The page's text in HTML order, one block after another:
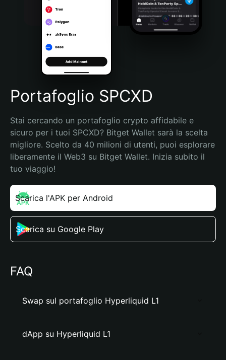
Português (Brasil)
Español (Argentina)
Portafoglio SPCXD
Stai cercando un portafoglio crypto affidabile e
sicuro per i tuoi SPCXD? Bitget Wallet sarà la scelta
migliore. Scelto da 40 milioni di utenti, puoi esplorare
liberamente il Web3 su Bitget Wallet. Inizia subito il
tuo viaggio!
Scarica l'APK per Android
Scarica su Google Play
FAQ
Swap sul portafoglio Hyperliquid L1
dApp su Hyperliquid L1